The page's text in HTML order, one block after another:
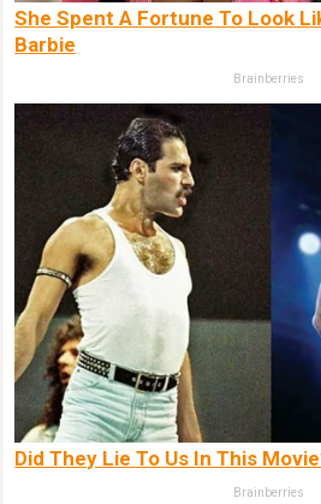
She Spent A Fortune To Look
Barbie
Brainberries
Did They Lie To Us In This
Brainberries